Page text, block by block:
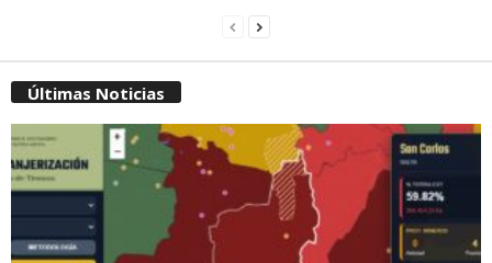
Últimas Noticias